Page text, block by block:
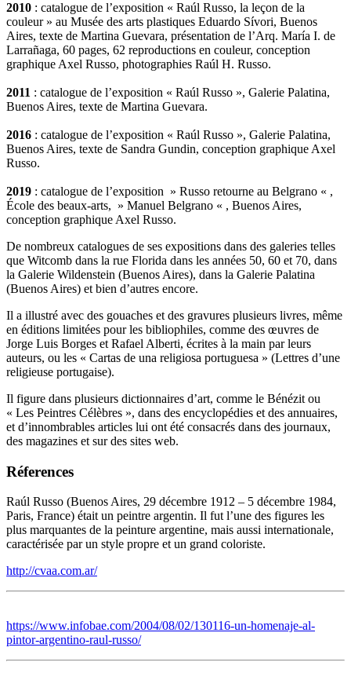
2010 : catalogue de l’exposition « Raúl Russo, la leçon de la
couleur » au Musée des arts plastiques Eduardo Sívori, Buenos
Aires, texte de Martina Guevara, présentation de l’Arq. María I. de
Larrañaga, 60 pages, 62 reproductions en couleur, conception
graphique Axel Russo, photographies Raúl H. Russo.
2011 : catalogue de l’exposition « Raúl Russo », Galerie Palatina,
Buenos Aires, texte de Martina Guevara.
2016 : catalogue de l’exposition « Raúl Russo », Galerie Palatina,
Buenos Aires, texte de Sandra Gundin, conception graphique Axel
Russo.
2019 : catalogue de l’exposition » Russo retourne au Belgrano « ,
École des beaux-arts, » Manuel Belgrano « , Buenos Aires,
conception graphique Axel Russo.
De nombreux catalogues de ses expositions dans des galeries telles
que Witcomb dans la rue Florida dans les années 50, 60 et 70, dans
la Galerie Wildenstein (Buenos Aires), dans la Galerie Palatina
(Buenos Aires) et bien d’autres encore.
Il a illustré avec des gouaches et des gravures plusieurs livres, même
en éditions limitées pour les bibliophiles, comme des œuvres de
Jorge Luis Borges et Rafael Alberti, écrites à la main par leurs
auteurs, ou les « Cartas de una religiosa portuguesa » (Lettres d’une
religieuse portugaise).
Il figure dans plusieurs dictionnaires d’art, comme le Bénézit ou
« Les Peintres Célèbres », dans des encyclopédies et des annuaires,
et d’innombrables articles lui ont été consacrés dans des journaux,
des magazines et sur des sites web.
Réferences
Raúl Russo (Buenos Aires, 29 décembre 1912 – 5 décembre 1984,
Paris, France) était un peintre argentin. Il fut l’une des figures les
plus marquantes de la peinture argentine, mais aussi internationale,
caractérisée par un style propre et un grand coloriste.
http://cvaa.com.ar/
https://www.infobae.com/2004/08/02/130116-un-homenaje-al-
pintor-argentino-raul-russo/